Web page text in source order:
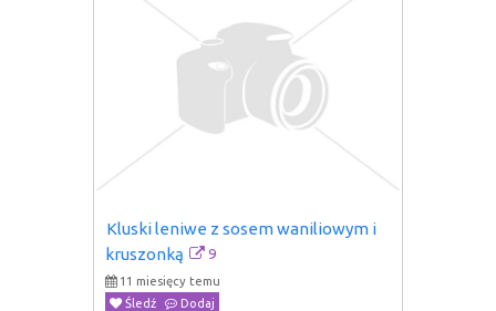
Kluski leniwe z sosem waniliowym i
kruszonką
9
11 miesięcy temu
Śledź
Dodaj